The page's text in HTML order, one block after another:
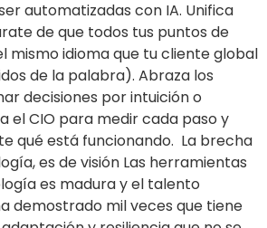
automatizadas con IA. Unifica
de que todos tus puntos de
mismo idioma que tu cliente global
de la palabra). Abraza los
decisiones por intuición o
el CIO para medir cada paso y
qué está funcionando. La brecha
es de visión Las herramientas
es madura y el talento
demostrado mil veces que tiene